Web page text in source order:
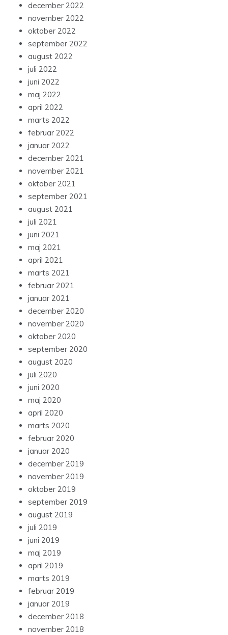
december 2022
november 2022
oktober 2022
september 2022
august 2022
juli 2022
juni 2022
maj 2022
april 2022
marts 2022
februar 2022
januar 2022
december 2021
november 2021
oktober 2021
september 2021
august 2021
juli 2021
juni 2021
maj 2021
april 2021
marts 2021
februar 2021
januar 2021
december 2020
november 2020
oktober 2020
september 2020
august 2020
juli 2020
juni 2020
maj 2020
april 2020
marts 2020
februar 2020
januar 2020
december 2019
november 2019
oktober 2019
september 2019
august 2019
juli 2019
juni 2019
maj 2019
april 2019
marts 2019
februar 2019
januar 2019
december 2018
november 2018